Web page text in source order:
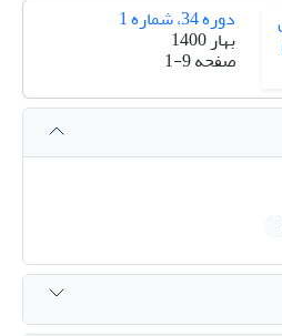
دوره 34، شماره 1
بهار 1400
صفحه1-9